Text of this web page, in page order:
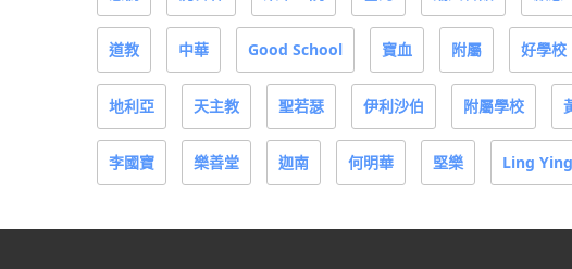
道教 中華 Good School 寶血 附屬 好學校
地利亞 天主教 聖若瑟 伊利沙伯 附屬學校
李國寶 樂善堂 迦南 何明華 堅樂 Ling Ying